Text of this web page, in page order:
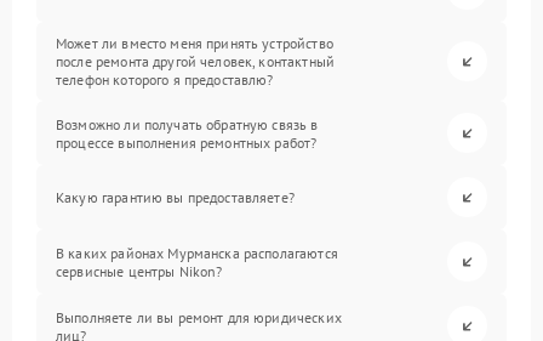
Может ли вместо меня принять устройство
после ремонта другой человек, контактный
телефон которого я предоставлю?
Возможно ли получать обратную связь в
процессе выполнения ремонтных работ?
Какую гарантию вы предоставляете?
В каких районах Мурманска располагаются
сервисные центры Nikon?
Выполняете ли вы ремонт для юридических
лиц?